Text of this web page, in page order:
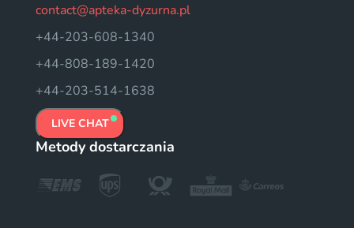
contact@apteka-dyzurna.pl
+44-203-608-1340
+44-808-189-1420
+44-203-514-1638
LIVE CHAT
Metody dostarczania